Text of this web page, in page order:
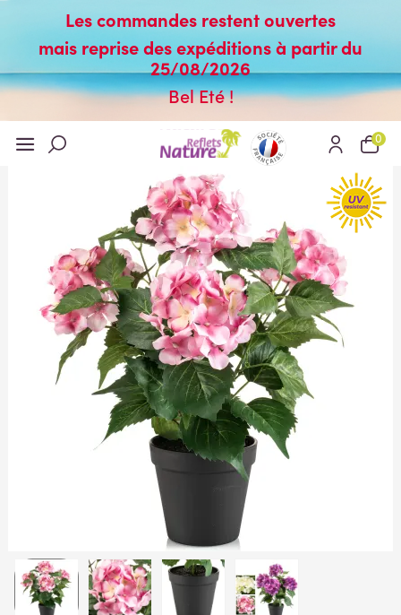
Les commandes restent ouvertes
mais reprise des expéditions à partir du
25/08/2026
Bel Eté !
0